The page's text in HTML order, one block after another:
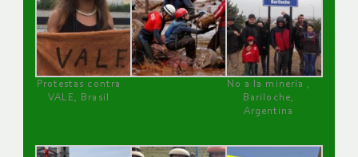
Protestas contra
VALE, Brasil
No a la minería ,
Bariloche,
Argentina